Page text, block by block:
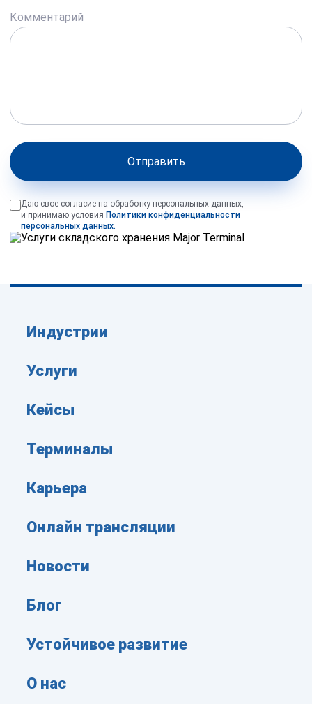
Комментарий
Отправить
Даю свое согласие на обработку персональных данных,
и принимаю условия Политики конфиденциальности
персональных данных.
Индустрии
Услуги
Кейсы
Терминалы
Карьера
Онлайн трансляции
Новости
Блог
Устойчивое развитие
О нас